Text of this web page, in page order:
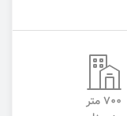
700 متر